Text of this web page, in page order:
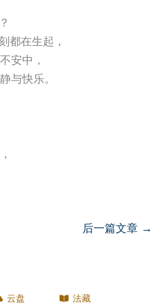
都在生起，
安中，
与快乐。
后一篇文章 →
云盘 法藏